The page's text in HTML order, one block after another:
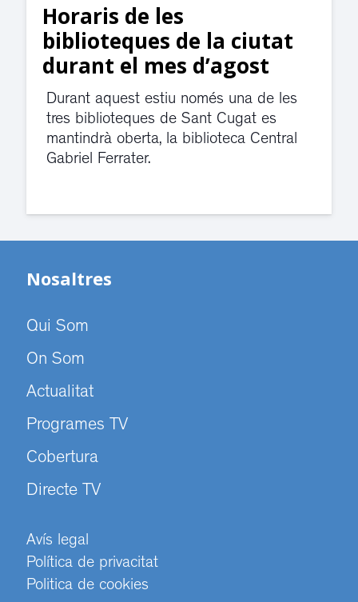
L’aparcament a les zones
blaves i verdes és gratuït
durant l’agost a Sant
Cugat
Aquest agost les àrees d’aparcament
blaves i verdes són gratuïtes a Sant
Cugat, sense límit d’horari i sense
Nosaltres
Qui Som
On Som
Actualitat
Programes TV
Cobertura
Directe TV
Avís legal
Política de privacitat
Politica de cookies